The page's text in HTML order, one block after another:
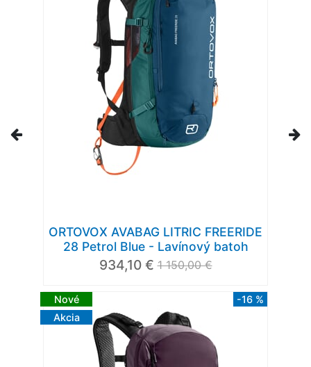
ORTOVOX AVABAG LITRIC FREERIDE
28 Petrol Blue - Lavínový batoh
934,10 € 1 150,00 €
Nové
Akcia
-16 %